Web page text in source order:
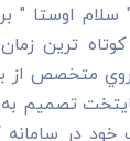
سلام اوستا "
کوتاه ترين
متخصص از
تصميم
در